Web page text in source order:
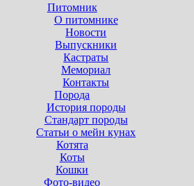
Питомник
О питомнике
Новости
Выпускники
Кастраты
Мемориал
Контакты
Порода
История породы
Стандарт породы
Статьи о мейн кунах
Котята
Коты
Кошки
Фото-видео